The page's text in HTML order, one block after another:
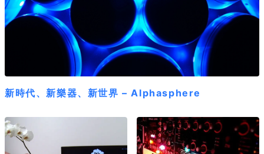
新時代、新樂器、新世界 – Alphasphere